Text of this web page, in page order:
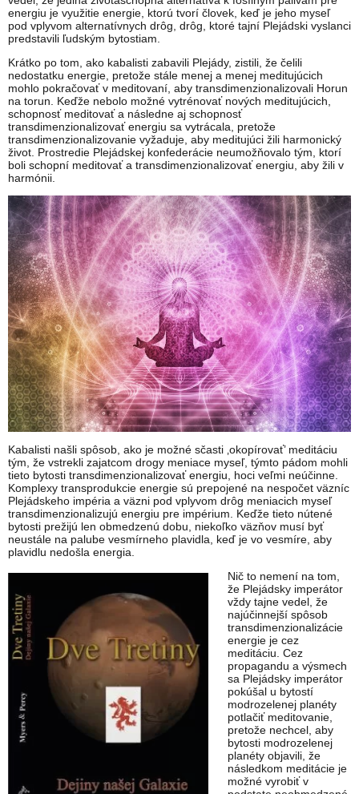
energiu je využitie energie, ktorú tvorí človek, keď je jeho myseľ
pod vplyvom alternatívnych drôg, drôg, ktoré tajní Plejádski vyslanci
predstavili ľudským bytostiam.
Krátko po tom, ako kabalisti zabavili Plejády, zistili, že čelili
nedostatku energie, pretože stále menej a menej meditujúcich
mohlo pokračovať v meditovaní, aby transdimenzionalizovali Horun
na torun. Keďže nebolo možné vytrénovať nových meditujúcich,
schopnosť meditovať a následne aj schopnosť
transdimenzionalizovať energiu sa vytrácala, pretože
transdimenzionalizovanie vyžaduje, aby meditujúci žili harmonický
život. Prostredie Plejádskej konfederácie neumožňovalo tým, ktorí
boli schopní meditovať a transdimenzionalizovať energiu, aby žili v
harmónii.
Kabalisti našli spôsob, ako je možné sčasti ‚okopírovať’ meditáciu
tým, že vstrekli zajatcom drogy meniace myseľ, týmto pádom mohli
tieto bytosti transdimenzionalizovať energiu, hoci veľmi neúčinne.
Komplexy transprodukcie energie sú prepojené na nespočet väzníc
Plejádskeho impéria a väzni pod vplyvom drôg meniacich myseľ
transdimenzionalizujú energiu pre impérium. Keďže tieto nútené
bytosti prežijú len obmedzenú dobu, niekoľko väzňov musí byť
neustále na palube vesmírneho plavidla, keď je vo vesmíre, aby
plavidlu nedošla energia.
Nič to nemení na tom,
že Plejádsky imperátor
vždy tajne vedel, že
najúčinnejší spôsob
transdimenzionalizácie
energie je cez
meditáciu. Cez
propagandu a výsmech
sa Plejádsky imperátor
pokúšal u bytostí
modrozelenej planéty
potlačiť meditovanie,
pretože nechcel, aby
bytosti modrozelenej
planéty objavili, že
následkom meditácie je
možné vyrobiť v